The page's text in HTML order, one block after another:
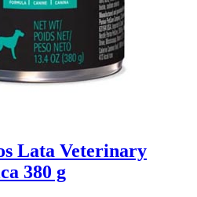
Lata Veterinary
380 g